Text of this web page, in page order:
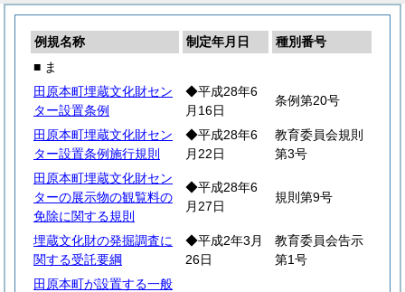
例規名称 制定年月日
種別番号
■ ま
田原本町埋蔵文化財セン
ター設置条例
◆平成28年6
月16日
条例第20号
田原本町埋蔵文化財セン
ター設置条例施行規則
◆平成28年6
月22日
教育委員会規則
第3号
田原本町埋蔵文化財セン
ターの展示物の観覧料の
免除に関する規則
◆平成28年6
月27日
規則第9号
埋蔵文化財の発掘調査に
関する受託要綱
◆平成2年3月
26日
教育委員会告示
第1号
田原本町が設置する一般